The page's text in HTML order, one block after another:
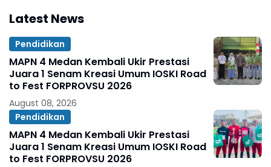
Latest News
Pendidikan
MAPN 4 Medan Kembali Ukir Prestasi
Juara 1 Senam Kreasi Umum IOSKI Road
to Fest FORPROVSU 2026
August 08, 2026
Pendidikan
MAPN 4 Medan Kembali Ukir Prestasi
Juara 1 Senam Kreasi Umum IOSKI Road
to Fest FORPROVSU 2026